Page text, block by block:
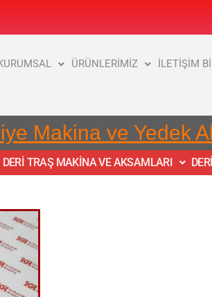
ÜRÜNLERİMİZ İLETİŞİM
Makina ve Yedek
DERİ TRAŞ MAKİNA VE AKSAMLARI